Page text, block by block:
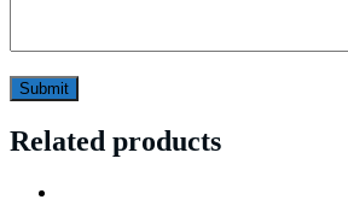
Related products